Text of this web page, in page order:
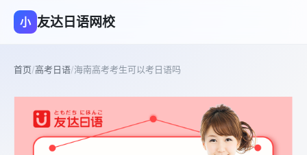
小 友达日语网校
首页/高考日语/海南高考考生可以考日语吗